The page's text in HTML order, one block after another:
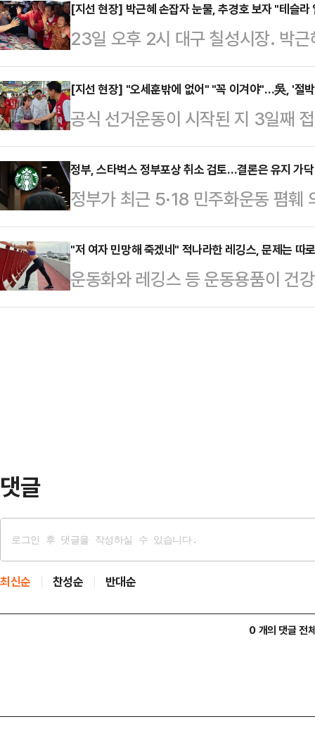
한 비용 청구에 맞서 글로벌 선사들
서는 수백만 달러 규모의 배상 명령
르면 삼성전자 미국법인
대만계 해운사 완하이 라인(Wan
회(FMC)에 고소장을 접수했다.
[지선 현장] 박근혜 손잡자 눈물, 추경호 보자 "테슬
23일 오후 2시 대구 칠성시장. 박
장 후보와 함께 시장 골목에 모습을
다. "공주님" "사랑합니다"라는 외
대통령의 손을 잡고 울먹였다.같은
랐다. 추 후보가 골목에 들어서자
다. "추경호 잘생겼다", "악수 한 번
"테슬라, SK 우리 일자리 잘 부탁
년…
[지선 현장] "오세훈밖에 없어" "꼭 이겨야"…吳, '절
공식 선거운동이 시작된 지 3일째
가 감지되고 있다. 당초 열세에 몰
승세가 눈에 띄고 있기 때문이다.
만, 실제 오 후보를 향한 지지세는
오 후보는 선거운동 시작 이후 첫
소화할 정도로 시민과의 스킨십에
심을 확보하기 어렵다고 판단하는
소화하는 상황 …
정부, 스타벅스 정부포상 취소 검토…결론은 유지 가닥
정부가 최근 5·18 민주화운동 폄훼
한 정부 표창 취소 여부를 내부 검
소 요건에는 해당하지 않는다고 판
연합뉴스에 따르면 중소벤처기업
취소 가능성을 논의했다.앞서 스타
"저 여자 민망해 죽겠네" 적나라한 레깅스, 문제는 따
운동화와 레깅스 등 운동용품이 건
다.16일 관련업계에 따르면 영국
댓글
최신순 찬성순 반대순
0 개의 댓글 전